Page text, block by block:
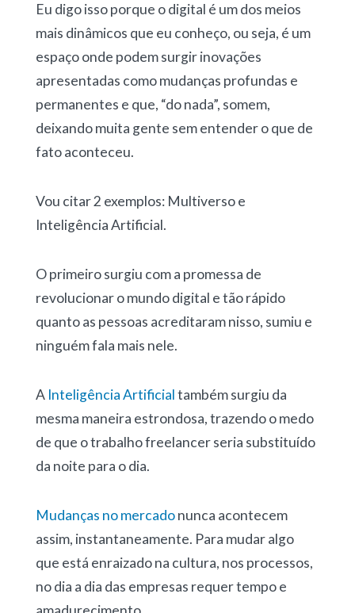
Eu digo isso porque o digital é um dos meios
mais dinâmicos que eu conheço, ou seja, é um
espaço onde podem surgir inovações
apresentadas como mudanças profundas e
permanentes e que, “do nada”, somem,
deixando muita gente sem entender o que de
fato aconteceu.
Vou citar 2 exemplos: Multiverso e
Inteligência Artificial.
O primeiro surgiu com a promessa de
revolucionar o mundo digital e tão rápido
quanto as pessoas acreditaram nisso, sumiu e
ninguém fala mais nele.
A Inteligência Artificialtambém surgiu da
mesma maneira estrondosa, trazendo o medo
de que o trabalho freelancer seria substituído
da noite para o dia.
Mudanças no mercadonunca acontecem
assim, instantaneamente. Para mudar algo
que está enraizado na cultura, nos processos,
no dia a dia das empresas requer tempo e